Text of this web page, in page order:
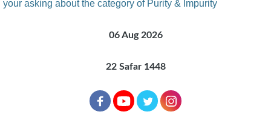
your asking about the category of Purity & Impurity
06 Aug 2026
22 Safar 1448